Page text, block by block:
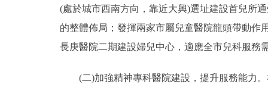
(處於城市西南方向，靠近大興)選址建設首兒所
的整體佈局；發揮兩家市屬兒童醫院龍頭帶動作
長庚醫院二期建設婦兒中心，適應全市兒科服務
(二)加強精神專科醫院建設，提升服務能力。